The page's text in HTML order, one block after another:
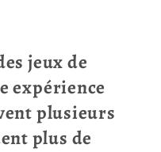
jeux de
expérience
plusieurs
plus de